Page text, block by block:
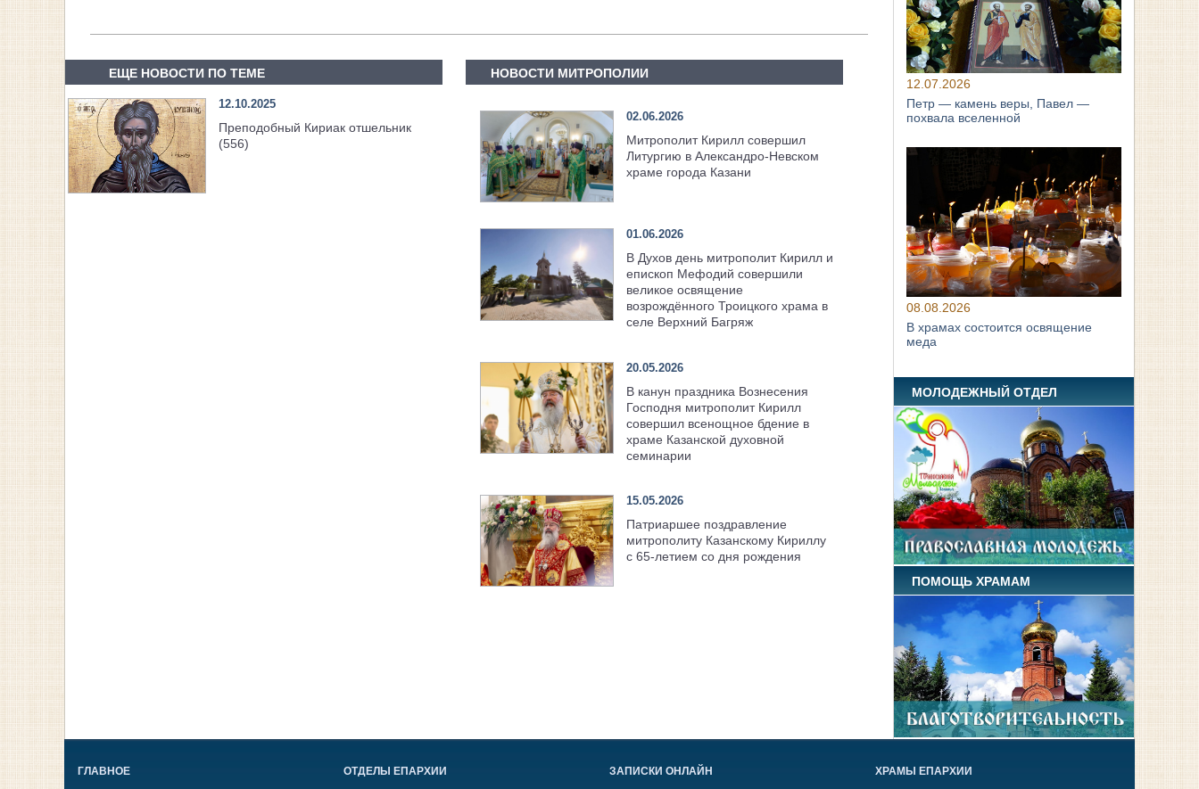
ЕЩЕ НОВОСТИ ПО ТЕМЕ
12.10.2025
Преподобный Кириак отшельник
(556)
НОВОСТИ МИТРОПОЛИИ
02.06.2026
Митрополит Кирилл совершил
Литургию в Александро-Невском
храме города Казани
01.06.2026
В Духов день митрополит Кирилл и
епископ Мефодий совершили
великое освящение
возрождённого Троицкого храма в
селе Верхний Багряж
20.05.2026
В канун праздника Вознесения
Господня митрополит Кирилл
совершил всенощное бдение в
храме Казанской духовной
семинарии
15.05.2026
Патриаршее поздравление
митрополиту Казанскому Кириллу
с 65-летием со дня рождения
12.07.2026
Петр — камень веры, Павел —
похвала вселенной
08.08.2026
В храмах состоится освящение
меда
МОЛОДЕЖНЫЙ ОТДЕЛ
ПОМОЩЬ ХРАМАМ
ГЛАВНОЕ ОТДЕЛЫ ЕПАРХИИ ЗАПИСКИ ОНЛАЙН ХРАМЫ ЕПАРХИИ